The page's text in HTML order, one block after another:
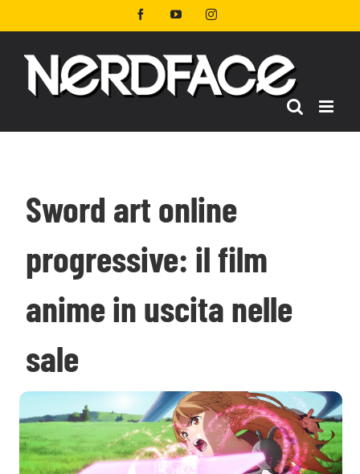
al
FacebookYouTubeInstagram
Sword art online
progressive: il film
anime in uscita nelle
sale